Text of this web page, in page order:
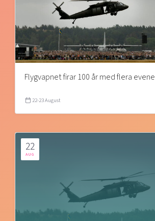
Flygvapnet firar 100 år med flera
22-23 August
22
AUG